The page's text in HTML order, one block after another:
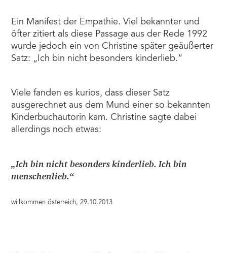
Ein Manifest der Empathie. Viel bekannter und
öfter zitiert als diese Passage aus der Rede 1992
wurde jedoch ein von Christine später geäußerter
Satz: „Ich bin nicht besonders kinderlieb.“
Viele fanden es kurios, dass dieser Satz
ausgerechnet aus dem Mund einer so bekannten
Kinderbuchautorin kam. Christine sagte dabei
allerdings noch etwas:
„Ich bin nicht besonders kinderlieb. Ich bin
menschenlieb.“
willkommen österreich, 29.10.2013